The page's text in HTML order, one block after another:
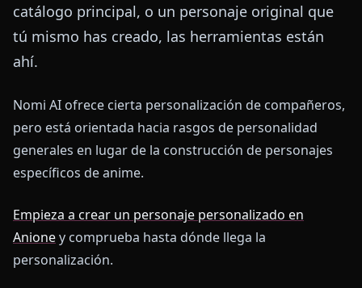
catálogo principal, o un personaje original que
tú mismo has creado, las herramientas están
ahí.
Nomi AI ofrece cierta personalización de compañeros,
pero está orientada hacia rasgos de personalidad
generales en lugar de la construcción de personajes
específicos de anime.
Empieza a crear un personaje personalizado en
Anioney comprueba hasta dónde llega la
personalización.